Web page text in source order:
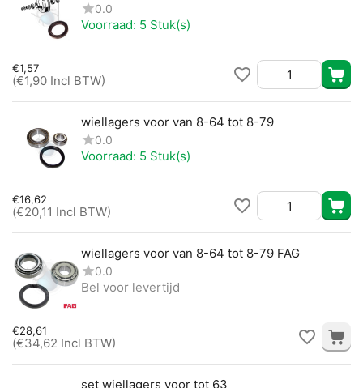
0.0
Voorraad: 5 Stuk(s)
€1,57
(€1,90 Incl BTW)
wiellagers voor van 8-64 tot 8-79
0.0
Voorraad: 5 Stuk(s)
€16,62
(€20,11 Incl BTW)
wiellagers voor van 8-64 tot 8-79 FAG
0.0
Bel voor levertijd
€28,61
(€34,62 Incl BTW)
set wiellagers voor tot 63